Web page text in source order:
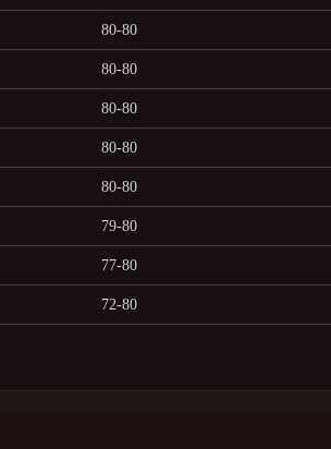
80-80
80-80
80-80
80-80
80-80
79-80
77-80
72-80